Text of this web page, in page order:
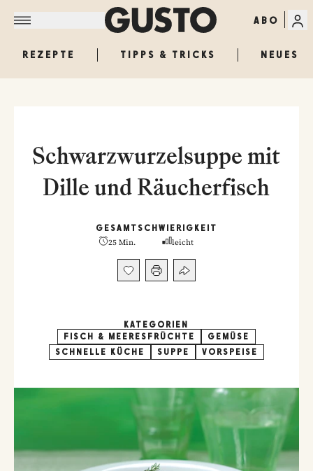
ABO
REZEPTE TIPPS & TRICKS NEUES
Schwarzwurzelsuppe mit
Dille und Räucherfisch
GESAMT
25 Min.
SCHWIERIGKEIT
leicht
KATEGORIEN
FISCH & MEERESFRÜCHTE
GEMÜSE
SCHNELLE KÜCHE
SUPPE VORSPEISE